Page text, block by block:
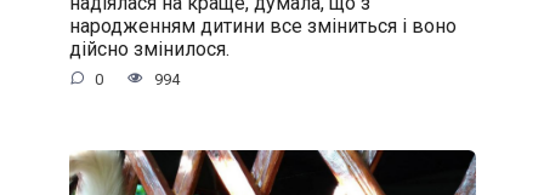
народженням дитини все зміниться і воно
дійсно змінилося.
0 994